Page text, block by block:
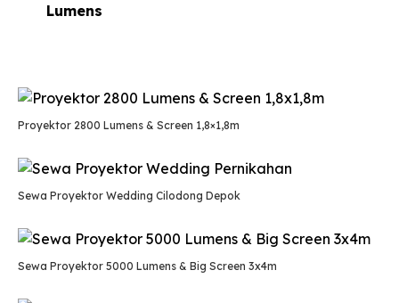
Lumens
Proyektor 2800 Lumens & Screen 1,8×1,8m
Sewa Proyektor Wedding Cilodong Depok
Sewa Proyektor 5000 Lumens & Big Screen 3x4m